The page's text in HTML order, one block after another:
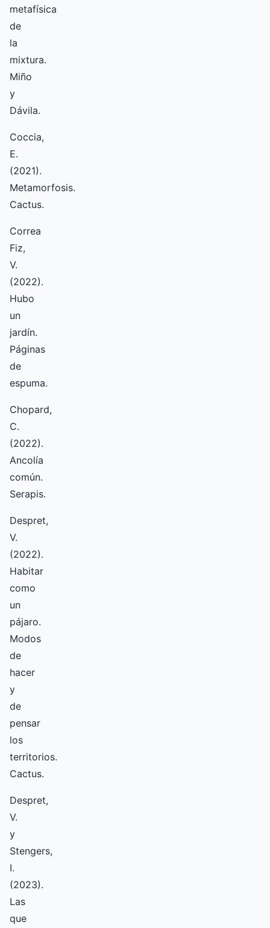
metafísica
de
la
mixtura.
Miño
y
Dávila.
Coccia,
E.
(2021).
Metamorfosis.
Cactus.
Correa
Fiz,
V.
(2022).
Hubo
un
jardín.
Páginas
de
espuma.
Chopard,
C.
(2022).
Ancolía
común.
Serapis.
Despret,
V.
(2022).
Habitar
como
un
pájaro.
Modos
de
hacer
y
de
pensar
los
territorios.
Cactus.
Despret,
V.
y
Stengers,
I.
(2023).
Las
que